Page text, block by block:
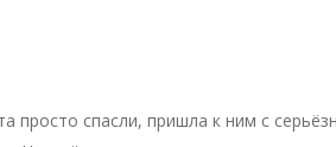
просто спасли, пришла к ним с